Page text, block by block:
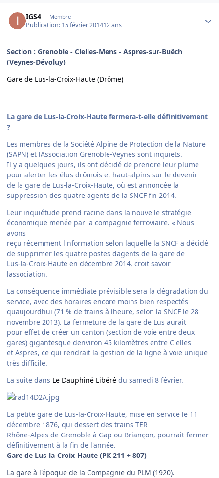
IGS4 Membre
Publication: 15 février 201412 ans
Section : Grenoble - Clelles-Mens - Aspres-sur-Buëch
(Veynes-Dévoluy)
Gare de Lus-la-Croix-Haute (Drôme)
La gare de Lus-la-Croix-Haute fermera-t-elle définitivement
?
Les membres de la Société Alpine de Protection de la Nature
(SAPN) et lAssociation Grenoble-Veynes sont inquiets.
Il y a quelques jours, ils ont décidé de prendre leur plume
pour alerter les élus drômois et haut-alpins sur le devenir
de la gare de Lus-la-Croix-Haute, où est annoncée la
suppression des quatre agents de la SNCF fin 2014.
Leur inquiétude prend racine dans la nouvelle stratégie
économique menée par la compagnie ferroviaire. « Nous
avons
reçu récemment linformation selon laquelle la SNCF a décidé
de supprimer les quatre postes dagents de la gare de
Lus-la-Croix-Haute en décembre 2014, croit savoir
lassociation.
La conséquence immédiate prévisible sera la dégradation du
service, avec des horaires encore moins bien respectés
quaujourdhui (71 % de trains à lheure, selon la SNCF le 28
novembre 2013). La fermeture de la gare de Lus aurait
pour effet de créer un canton (section de voie entre deux
gares) gigantesque denviron 45 kilomètres entre Clelles
et Aspres, ce qui rendrait la gestion de la ligne à voie unique
très difficile.
La suite dans Le Dauphiné Libéré du samedi 8 février.
La petite gare de Lus-la-Croix-Haute, mise en service le 11
décembre 1876, qui dessert des trains TER
Rhône-Alpes de Grenoble à Gap ou Briançon, pourrait fermer
définitivement à la fin de l'année.
Gare de Lus-la-Croix-Haute (PK 211 + 807)
La gare à l'époque de la Compagnie du PLM (1920).